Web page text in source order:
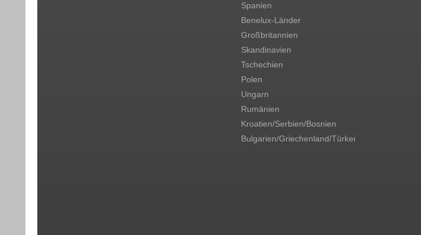
Spanien
Benelux-Länder
Großbritannien
Skandinavien
Tschechien
Polen
Ungarn
Rumänien
Kroatien/Serbien/Bosnien
Bulgarien/Griechenland/Türkei